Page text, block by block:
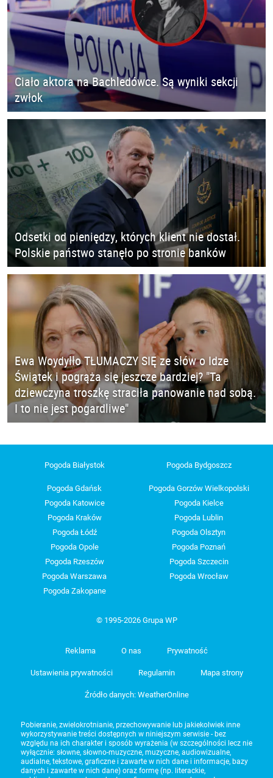
Ciało aktora na Bachledówce. Są wyniki sekcji
zwłok
Odsetki od pieniędzy, których klient nie dostał.
Polskie państwo stanęło po stronie banków
Ewa Woydyłło TŁUMACZY SIĘ ze słów o Idze
Świątek i pogrąża się jeszcze bardziej? "Ta
dziewczyna troszkę straciła panowanie nad sobą.
I to nie jest pogardliwe"
Pogoda Białystok Pogoda Bydgoszcz
Pogoda Gdańsk
Pogoda Gorzów Wielkopolski
Pogoda Katowice
Pogoda Kielce
Pogoda Kraków
Pogoda Lublin
Pogoda Łódź
Pogoda Olsztyn
Pogoda Opole
Pogoda Poznań
Pogoda Rzeszów
Pogoda Szczecin
Pogoda Warszawa
Pogoda Wrocław
Pogoda Zakopane
© 1995-2026 Grupa WP
Reklama O nas Prywatność
Ustawienia prywatności Regulamin Mapa strony
Źródło danych: WeatherOnline
Pobieranie, zwielokrotnianie, przechowywanie lub jakiekolwiek inne
wykorzystywanie treści dostępnych w niniejszym serwisie - bez
względu na ich charakter i sposób wyrażenia (w szczególności lecz nie
wyłącznie: słowne, słowno-muzyczne, muzyczne, audiowizualne,
audialne, tekstowe, graficzne i zawarte w nich dane i informacje, bazy
danych i zawarte w nich dane) oraz formę (np. literackie,